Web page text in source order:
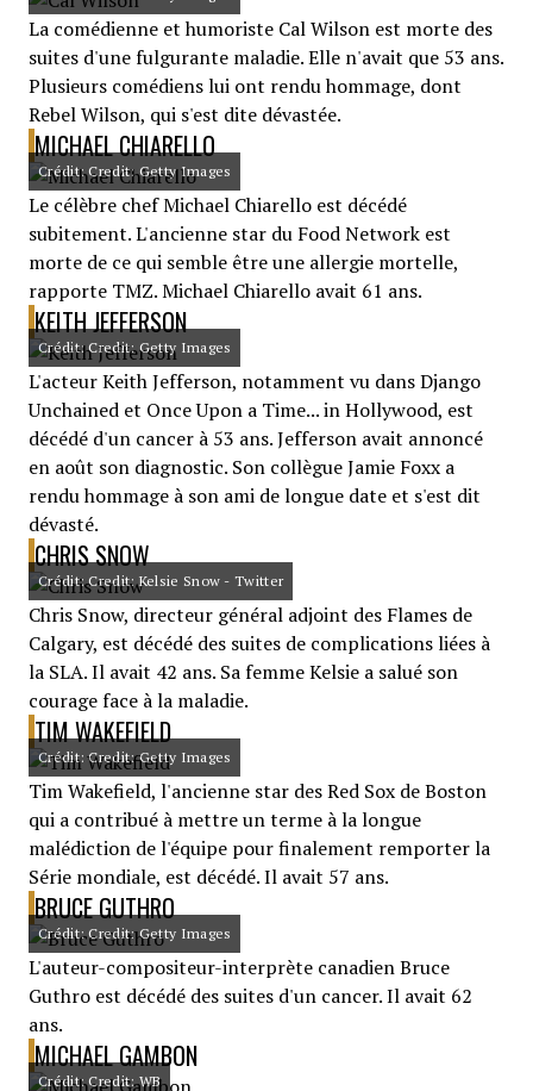
La comédienne et humoriste Cal Wilson est morte des
suites d'une fulgurante maladie. Elle n'avait que 53 ans.
Plusieurs comédiens lui ont rendu hommage, dont
Rebel Wilson, qui s'est dite dévastée.
MICHAEL CHIARELLO
Crédit: Credit: Getty Images
Le célèbre chef Michael Chiarello est décédé
subitement. L'ancienne star du Food Network est
morte de ce qui semble être une allergie mortelle,
rapporte TMZ. Michael Chiarello avait 61 ans.
KEITH JEFFERSON
Crédit: Credit: Getty Images
L'acteur Keith Jefferson, notamment vu dans Django
Unchained et Once Upon a Time... in Hollywood, est
décédé d'un cancer à 53 ans. Jefferson avait annoncé
en août son diagnostic. Son collègue Jamie Foxx a
rendu hommage à son ami de longue date et s'est dit
dévasté.
CHRIS SNOW
Crédit: Credit: Kelsie Snow - Twitter
Chris Snow, directeur général adjoint des Flames de
Calgary, est décédé des suites de complications liées à
la SLA. Il avait 42 ans. Sa femme Kelsie a salué son
courage face à la maladie.
TIM WAKEFIELD
Crédit: Credit: Getty Images
Tim Wakefield, l'ancienne star des Red Sox de Boston
qui a contribué à mettre un terme à la longue
malédiction de l'équipe pour finalement remporter la
Série mondiale, est décédé. Il avait 57 ans.
BRUCE GUTHRO
Crédit: Credit: Getty Images
L'auteur-compositeur-interprète canadien Bruce
Guthro est décédé des suites d'un cancer. Il avait 62
ans.
MICHAEL GAMBON
Crédit: Credit: WB